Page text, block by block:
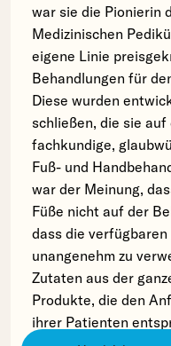
war sie die Pionierin
Medizinischen
eigene Linie
Behandlungen für
Diese wurden
schließen, die sie
fachkundige,
Fuß- und
war der Meinung,
Füße nicht auf der
dass die
unangenehm zu
Zutaten aus der
Produkte, die den
ihrer Patienten